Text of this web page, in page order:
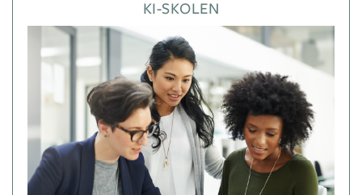
KI-SKOLEN